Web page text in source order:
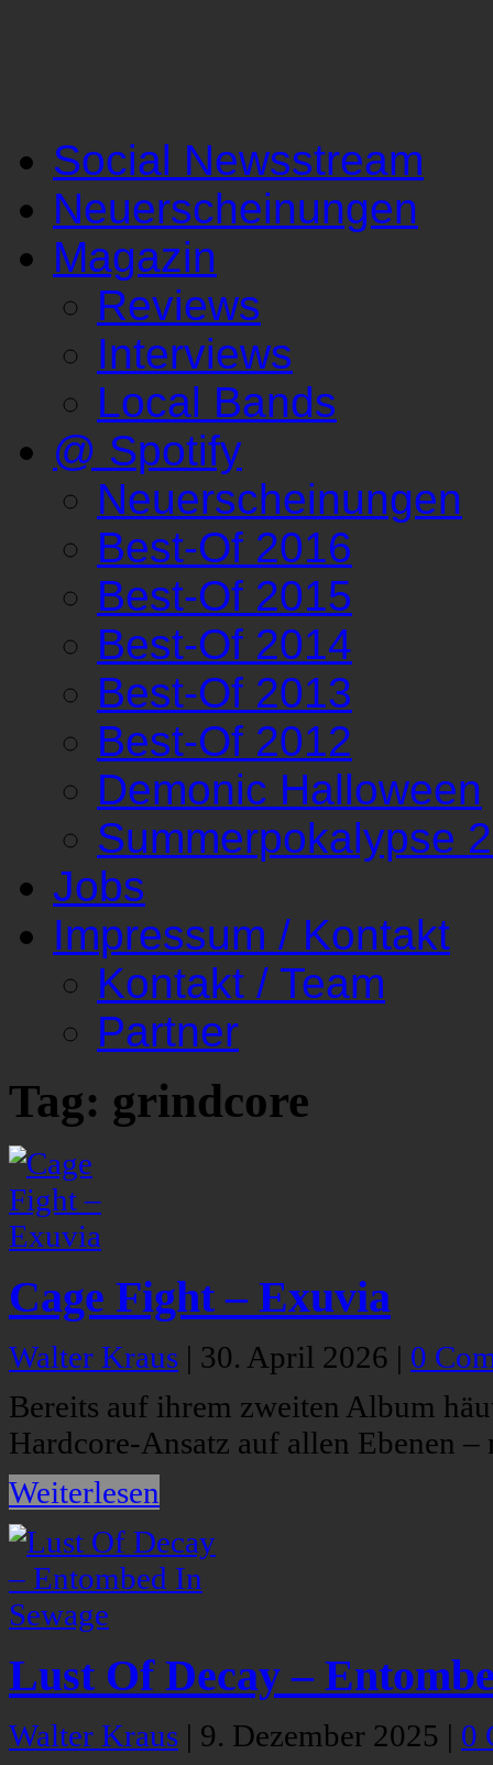
Social Newsstream
Neuerscheinungen
Magazin
Reviews
Interviews
Local Bands
@ Spotify
Neuerscheinungen
Best-Of 2016
Best-Of 2015
Best-Of 2014
Best-Of 2013
Best-Of 2012
Demonic Halloween
Summerpokalypse
Jobs
Impressum / Kontakt
Kontakt / Team
Partner
Tag: grindcore
Cage Fight – Exuvia
Walter Kraus | 30. April 2026 | 0
Bereits auf ihrem zweiten Album
Hardcore-Ansatz auf allen Ebenen
Weiterlesen
Lust Of Decay –
Walter Kraus | 9. Dezember 2025 | 0